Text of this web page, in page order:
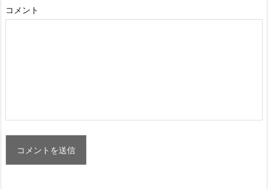
コメント